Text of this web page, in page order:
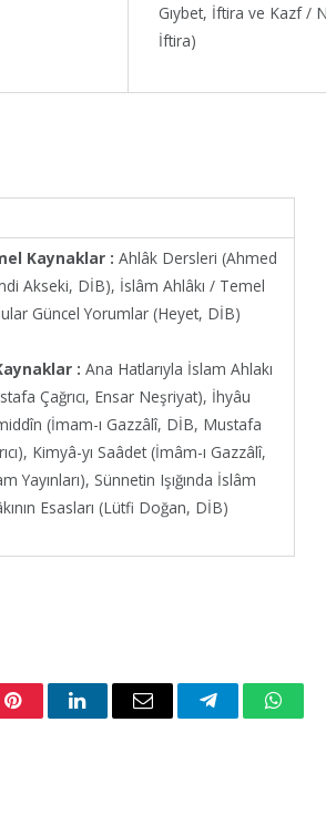
Gıybet, İftira ve Kazf /
İftira)
Kaynaklar : Ahlâk Dersleri (Ahmed
Akseki, DİB), İslâm Ahlâkı / Temel
Güncel Yorumlar (Heyet, DİB)
: Ana Hatlarıyla İslam Ahlakı
Çağrıcı, Ensar Neşriyat), İhyâu
(İmam-ı Gazzâlî, DİB, Mustafa
Kimyâ-yı Saâdet (İmâm-ı Gazzâlî,
Yayınları), Sünnetin Işığında İslâm
Esasları (Lütfi Doğan, DİB)
PinterestLinkedInEmail Telegram